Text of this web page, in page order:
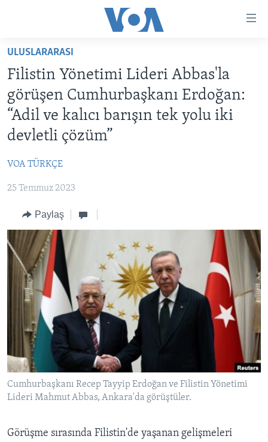
geç
Ana
navigasyona
geç
Aramaya
geç
HABERLER
AMERİKA
ORTADOĞU
ULUSLARARASI
SAĞLIK
BİLİM VE TEKNOLOJİ
EKONOMİ
ÇEVRE
HAYATTAN
SANAT
AMERİKA'DA YAŞAM
UKRAYNA KRİZİ
YAPAY ZEKA
AMERIKA'YA ÖZEL
İNGİLİZCE DERSLERİ
MULTİMEDYA
VİDEO GALERİ
FOTO GALERİ
LEARNING ENGLISH
BIZI TAKIP EDIN
Diller
ULUSLARARASI
Filistin Yönetimi Lideri Abbas'la
görüşen Cumhurbaşkanı Erdoğan:
“Adil ve kalıcı barışın tek yolu iki
devletli çözüm”
VOA TÜRKÇE
25 Temmuz 2023
Paylaş
Cumhurbaşkanı Recep Tayyip Erdoğan ve Filistin Yönetimi
Lideri Mahmut Abbas, Ankara'da görüştüler.
Görüşme sırasında Filistin'de yaşanan gelişmeleri